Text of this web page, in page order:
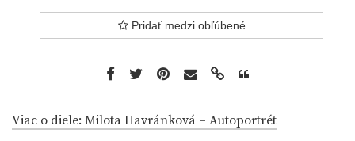
Pridať medzi obľúbené
Viac o diele: Milota Havránková – Autoportrét